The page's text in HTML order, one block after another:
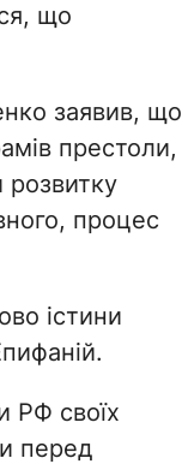
що
заявив, що
престоли,
розвитку
процес
істини
РФ своїх
перед